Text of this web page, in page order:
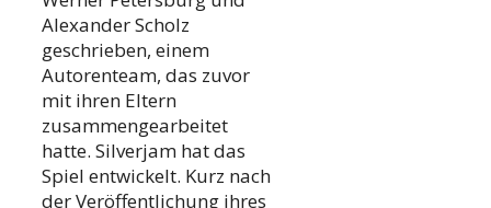
Alexander Scholz
geschrieben, einem
Autorenteam, das zuvor
mit ihren Eltern
zusammengearbeitet
hatte. Silverjam hat das
Spiel entwickelt. Kurz nach
der Veröffentlichung ihres